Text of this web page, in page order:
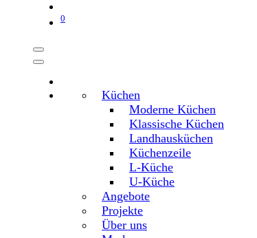
0
Küchen
Moderne Küchen
Klassische Küchen
Landhausküchen
Küchenzeile
L-Küche
U-Küche
Angebote
Projekte
Über uns